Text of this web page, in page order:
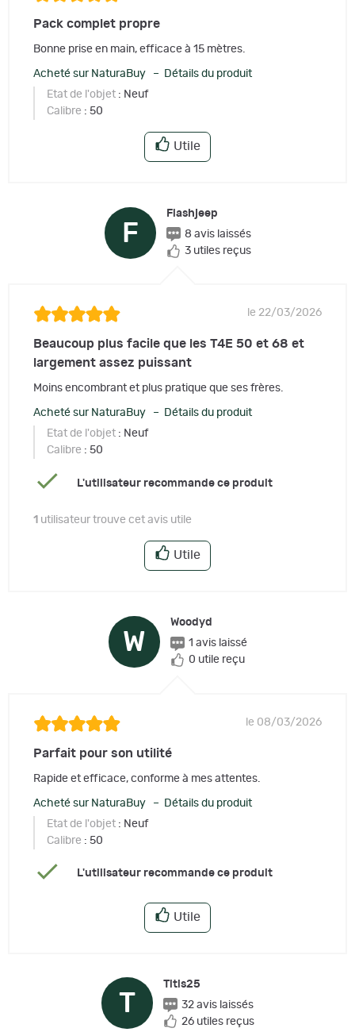
Pack complet propre
Bonne prise en main, efficace à 15 mètres.
Acheté sur NaturaBuy – Détails du produit
Etat de l'objet : Neuf
Calibre : 50
Utile
F
Flashjeep
8 avis laissés
3 utiles reçus
le 22/03/2026
Beaucoup plus facile que les T4E 50 et 68 et
largement assez puissant
Moins encombrant et plus pratique que ses frères.
Acheté sur NaturaBuy – Détails du produit
Etat de l'objet : Neuf
Calibre : 50
L'utilisateur recommande ce produit
1 utilisateur trouve cet avis utile
Utile
W
Woodyd
1 avis laissé
0 utile reçu
le 08/03/2026
Parfait pour son utilité
Rapide et efficace, conforme à mes attentes.
Acheté sur NaturaBuy – Détails du produit
Etat de l'objet : Neuf
Calibre : 50
L'utilisateur recommande ce produit
Utile
T
Titis25
32 avis laissés
26 utiles reçus